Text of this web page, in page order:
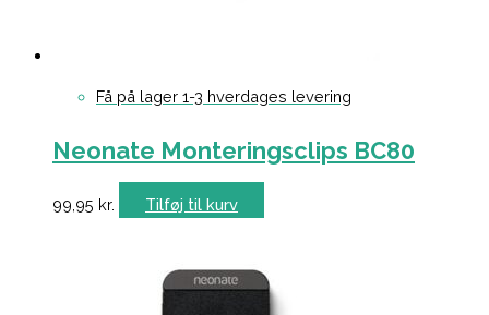
Få på lager 1-3 hverdages levering
Neonate Monteringsclips BC80
99,95 kr. Tilføj til kurv